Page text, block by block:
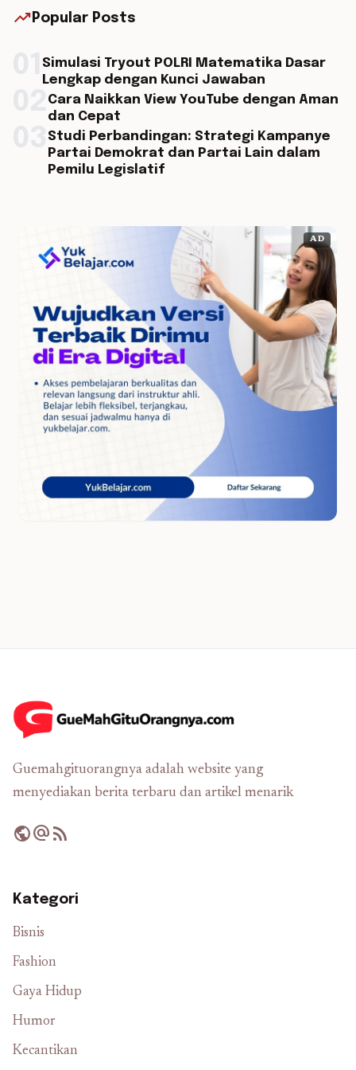
trending_up Popular Posts
Simulasi Tryout POLRI Matematika Dasar
Lengkap dengan Kunci Jawaban
Cara Naikkan View YouTube dengan Aman
dan Cepat
Studi Perbandingan: Strategi Kampanye
Partai Demokrat dan Partai Lain dalam
Pemilu Legislatif
AD
Guemahgituorangnya adalah website yang
menyediakan berita terbaru dan artikel menarik
publicalternate_emailrss_feed
Kategori
Bisnis
Fashion
Gaya Hidup
Humor
Kecantikan